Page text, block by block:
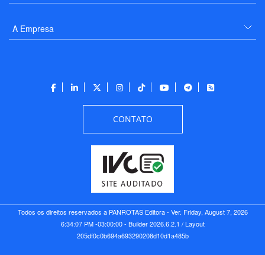
A Empresa
CONTATO
Todos os direitos reservados a PANROTAS Editora - Ver. Friday, August 7, 2026
6:34:07 PM -03:00:00 - Builder 2026.6.2.1 / Layout
205df0c0b694a693290208d10d1a485b